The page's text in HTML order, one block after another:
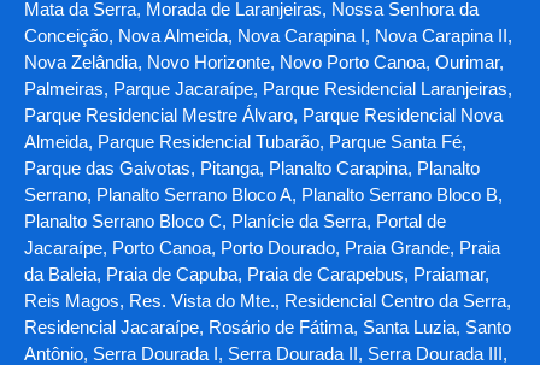
Mata da Serra, Morada de Laranjeiras, Nossa Senhora da
Conceição, Nova Almeida, Nova Carapina I, Nova Carapina II,
Nova Zelândia, Novo Horizonte, Novo Porto Canoa, Ourimar,
Palmeiras, Parque Jacaraípe, Parque Residencial Laranjeiras,
Parque Residencial Mestre Álvaro, Parque Residencial Nova
Almeida, Parque Residencial Tubarão, Parque Santa Fé,
Parque das Gaivotas, Pitanga, Planalto Carapina, Planalto
Serrano, Planalto Serrano Bloco A, Planalto Serrano Bloco B,
Planalto Serrano Bloco C, Planície da Serra, Portal de
Jacaraípe, Porto Canoa, Porto Dourado, Praia Grande, Praia
da Baleia, Praia de Capuba, Praia de Carapebus, Praiamar,
Reis Magos, Res. Vista do Mte., Residencial Centro da Serra,
Residencial Jacaraípe, Rosário de Fátima, Santa Luzia, Santo
Antônio, Serra Dourada I, Serra Dourada II, Serra Dourada III,